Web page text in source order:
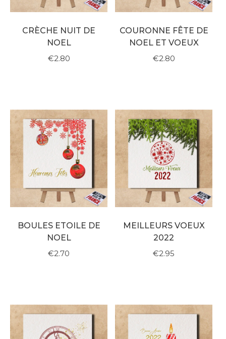
CRÈCHE NUIT DE
NOEL
€2.80
COURONNE FÊTE DE
NOEL ET VOEUX
€2.80
BOULES ETOILE DE
NOEL
€2.70
MEILLEURS VOEUX
2022
€2.95